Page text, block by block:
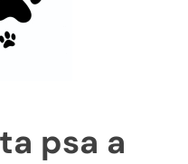
psa a